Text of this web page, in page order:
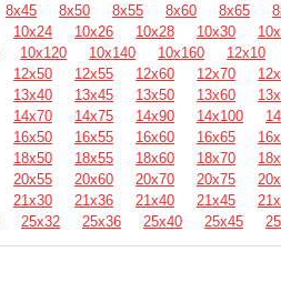
8х45 8х50 8х55 8х60 8х65
10х24 10х26 10х28 10х30
10х120 10х140 10х160
12х10
12х50 12х55 12х60 12х70
13х40 13х45 13х50 13х60
14х70 14х75 14х90 14х100
16х50 16х55 16х60 16х65
18х50 18х55 18х60 18х70
20х55 20х60 20х70 20х75
21х30 21х36 21х40 21х45
25х32 25х36 25х40 25х45